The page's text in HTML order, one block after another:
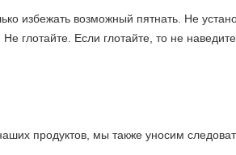
избежать возможный пятнать. Не
глотайте. Если глотайте, то не
продуктов, мы также уносим